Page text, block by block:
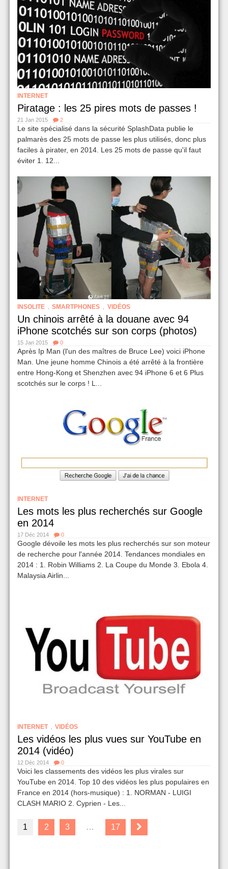
INTERNET
Piratage : les 25 pires mots de passes !
21 Jan 2015 2
Le site spécialisé dans la sécurité SplashData publie le
palmarès des 25 mots de passe les plus utilisés, donc plus
faciles à pirater, en 2014. Les 25 mots de passe qu'il faut
éviter 1. 12...
INSOLITE , SMARTPHONES , VIDÉOS
Un chinois arrêté à la douane avec 94
iPhone scotchés sur son corps (photos)
15 Jan 2015 0
Après Ip Man (l'un des maîtres de Bruce Lee) voici iPhone
Man. Une jeune homme Chinois a été arrêté à la frontière
entre Hong-Kong et Shenzhen avec 94 iPhone 6 et 6 Plus
scotchés sur le corps ! L...
INTERNET
Les mots les plus recherchés sur Google
en 2014
17 Déc 2014 0
Google dévoile les mots les plus recherchés sur son moteur
de recherche pour l'année 2014. Tendances mondiales en
2014 : 1. Robin Williams 2. La Coupe du Monde 3. Ebola 4.
Malaysia Airlin...
INTERNET , VIDÉOS
Les vidéos les plus vues sur YouTube en
2014 (vidéo)
12 Déc 2014 0
Voici les classements des vidéos les plus virales sur
YouTube en 2014. Top 10 des vidéos les plus populaires en
France en 2014 (hors-musique) : 1. NORMAN - LUIGI
CLASH MARIO 2. Cyprien - Les...
1 2 3 … 17